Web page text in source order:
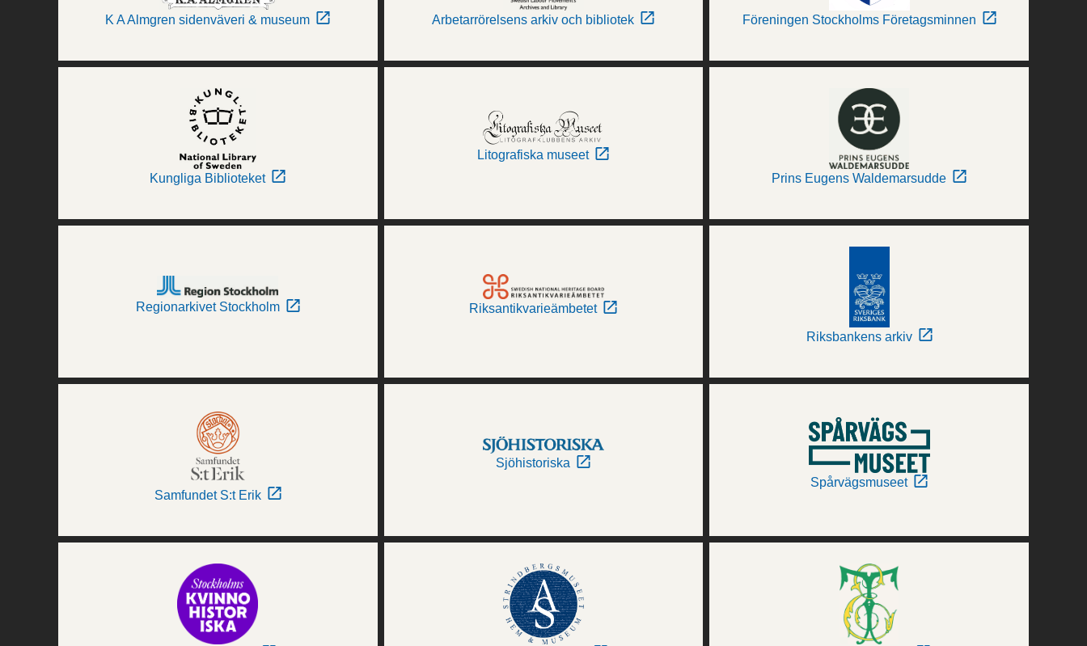
K A Almgren sidenväveri & museum Arbetarrörelsens arkiv och bibliotek Föreningen Stockholms Företagsminnen
Kungliga Biblioteket
Litografiska museet
Prins Eugens Waldemarsudde
Regionarkivet Stockholm Riksantikvarieämbetet
Riksbankens arkiv
Samfundet S:t Erik
Sjöhistoriska
Spårvägsmuseet